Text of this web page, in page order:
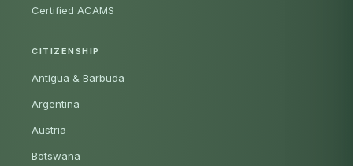
Certified ACAMS
CITIZENSHIP
Antigua & Barbuda
Argentina
Austria
Botswana